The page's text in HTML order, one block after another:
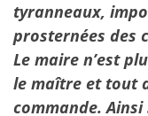
tyranneaux,
prosternées des
Le maire n’est
le maître et tout
commande.